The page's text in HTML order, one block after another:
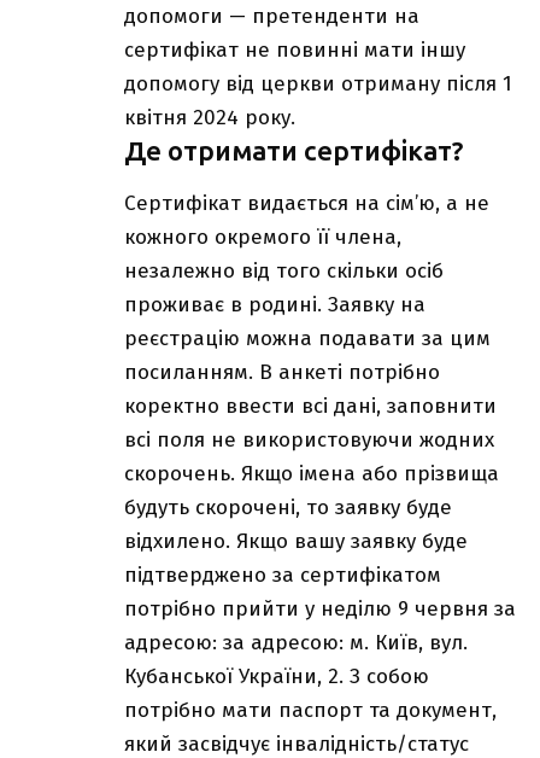
допомоги — претенденти на
сертифікат не повинні мати іншу
допомогу від церкви отриману після 1
квітня 2024 року.
Де отримати сертифікат?
Сертифікат видається на сім’ю, а не
кожного окремого її члена,
незалежно від того скільки осіб
проживає в родині. Заявку на
реєстрацію можна подавати за цим
посиланням. В анкеті потрібно
коректно ввести всі дані, заповнити
всі поля не використовуючи жодних
скорочень. Якщо імена або прізвища
будуть скорочені, то заявку буде
відхилено. Якщо вашу заявку буде
підтверджено за сертифікатом
потрібно прийти у неділю 9 червня за
адресою: за адресою: м. Київ, вул.
Кубанської України, 2. З собою
потрібно мати паспорт та документ,
який засвідчує інвалідність/статус